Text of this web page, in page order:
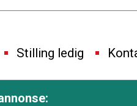
Stilling ledig